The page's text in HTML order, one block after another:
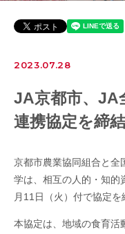
2023.07.28
JA京都市、JA
連携協定を締
京都市農業協同組合と全
学は、相互の人的・知的
月 11 日（火）付で協定を
本協定は、地域の食育活